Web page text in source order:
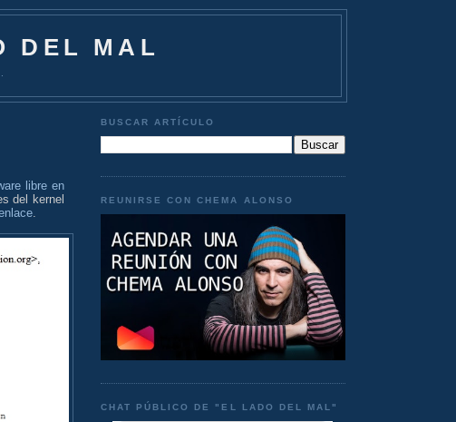
DEL MAL
libre en
del kernel
BUSCAR ARTÍCULO
REUNIRSE CON CHEMA ALONSO
CHAT PÚBLICO DE "EL LADO DEL MAL"